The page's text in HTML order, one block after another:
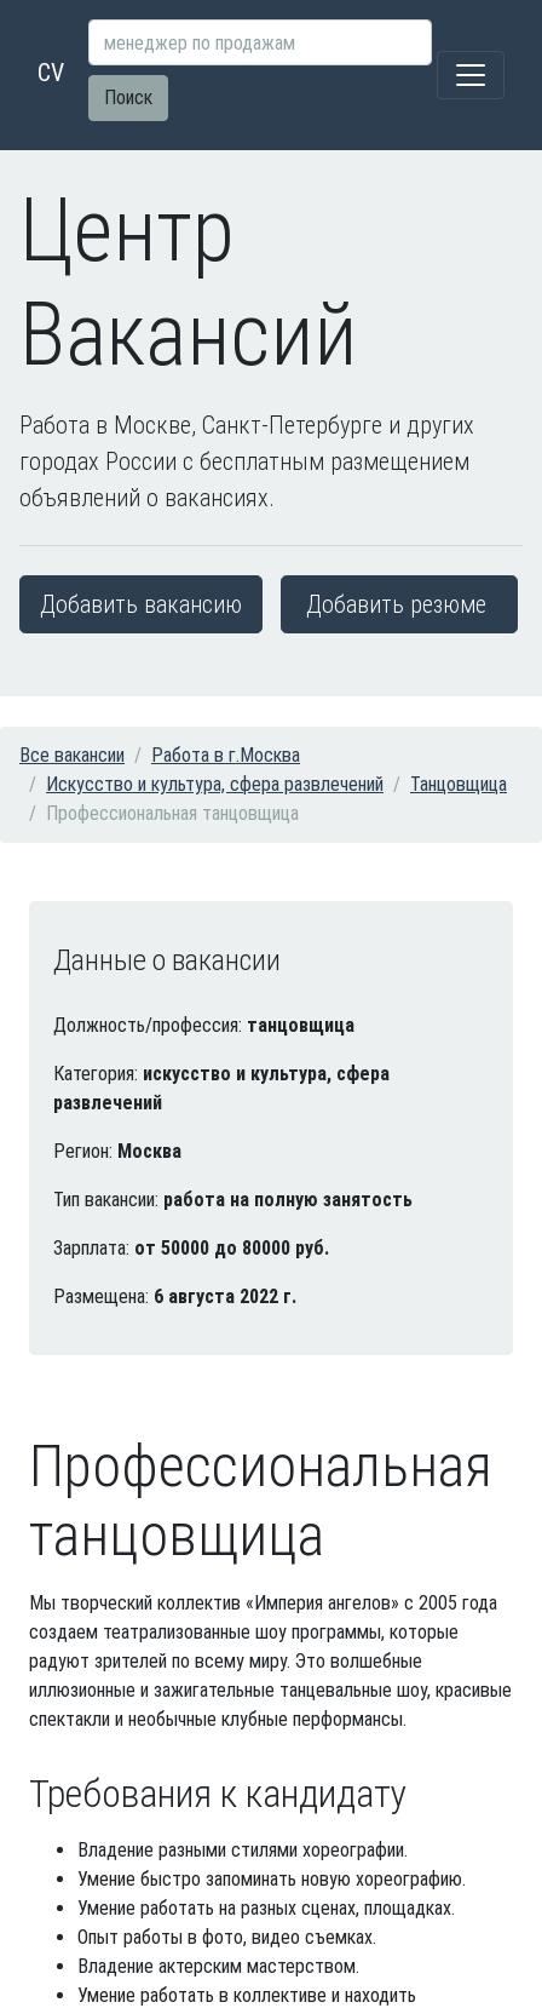
CV
Поиск
Центр
Вакансий
Работа в Москве, Санкт-Петербурге и других
городах России с бесплатным размещением
объявлений о вакансиях.
Добавить вакансию Добавить резюме
Все вакансии
Работа в г.Москва
Искусство и культура, сфера развлечений
Танцовщица
Профессиональная танцовщица
Данные о вакансии
Должность/профессия: танцовщица
Категория: искусство и культура, сфера
развлечений
Регион: Москва
Тип вакансии: работа на полную занятость
Зарплата: от 50000 до 80000 руб.
Размещена: 6 августа 2022 г.
Профессиональная
танцовщица
Мы творческий коллектив «Империя ангелов» с 2005 года
создаем театрализованные шоу программы, которые
радуют зрителей по всему миру. Это волшебные
иллюзионные и зажигательные танцевальные шоу, красивые
спектакли и необычные клубные перформансы.
Требования к кандидату
Владение разными стилями хореографии.
Умение быстро запоминать новую хореографию.
Умение работать на разных сценах, площадках.
Опыт работы в фото, видео съемках.
Владение актерским мастерством.
Умение работать в коллективе и находить